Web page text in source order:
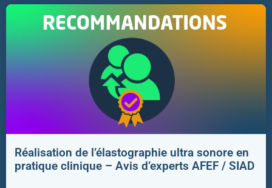
Réalisation de l’élastographie ultra sonore en
pratique clinique – Avis d’experts AFEF / SIAD